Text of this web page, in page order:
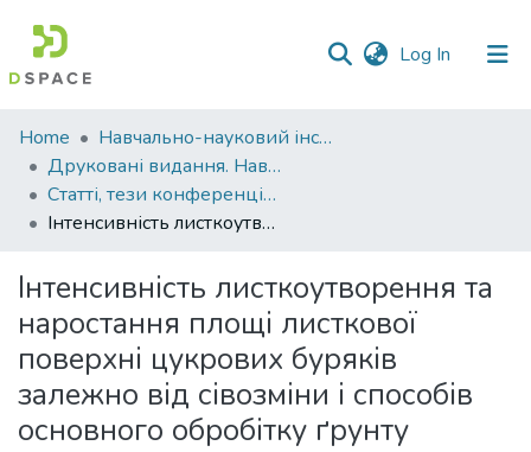
Log In (current)
Communities
&
Collections
Statistics
Home
Навчально-науковий інститут агротехнологій, селекції та екології
Друковані видання. Навчально-науковий інститут агротехнологій, селекції та екології
Статті, тези конференцій. Навчально-науковий інститут агротехнологій, селекції та екології
Інтенсивність листкоутворення та наростання площі листкової поверхні цукрових буряків залежно від сівозміни і способів основного обробітку ґрунту
Інтенсивність листкоутворення та
наростання площі листкової
поверхні цукрових буряків
залежно від сівозміни і способів
основного обробітку ґрунту